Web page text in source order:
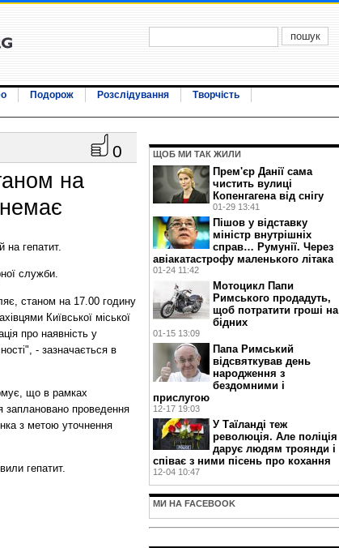
Подорож Розслідування
Творчість
0
на
на гепатит.
служби.
станом на 17.00 годину
Київської міської
про наявність у
- зазначається в
що в рамках
заплановано проведення
з метою уточнення
гепатит.
ЩОБ МИ ТАК ЖИЛИ
Прем'єр Данії сама
чистить вулиці
Копенгагена від снігу
01-29 13:41
Пішов у відставку
міністр внутрішніх
справ… Румунії. Через
авіакатастрофу маленького літака
01-24 11:42
Мотоцикл Папи
Римського продадуть,
щоб потратити гроші на
бідних
01-15 13:09
Папа Римський
відсвяткував день
народження з
бездомними і
прислугою
12-17 19:03
У Таїланді теж
революція. Але поліція
дарує людям троянди і
співає з ними пісень про кохання
12-04 10:47
МИ НА FACEBOOK